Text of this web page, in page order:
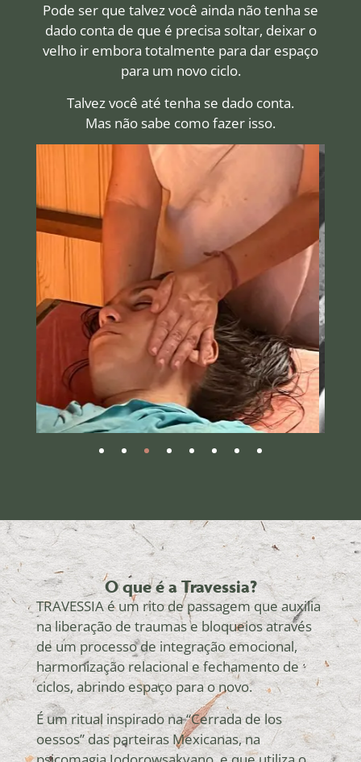
Pode ser que talvez você ainda não tenha se
dado conta de que é precisa soltar, deixar o
velho ir embora totalmente para dar espaço
para um novo ciclo.
Talvez você até tenha se dado conta.
Mas não sabe como fazer isso.
O que é a Travessia?
TRAVESSIA é um rito de passagem que auxilia
na liberação de traumas e bloqueios através
de um processo de integração emocional,
harmonização relacional e fechamento de
ciclos, abrindo espaço para o novo.
É um ritual inspirado na “Cerrada de los
oessos” das parteiras Mexicanas, na